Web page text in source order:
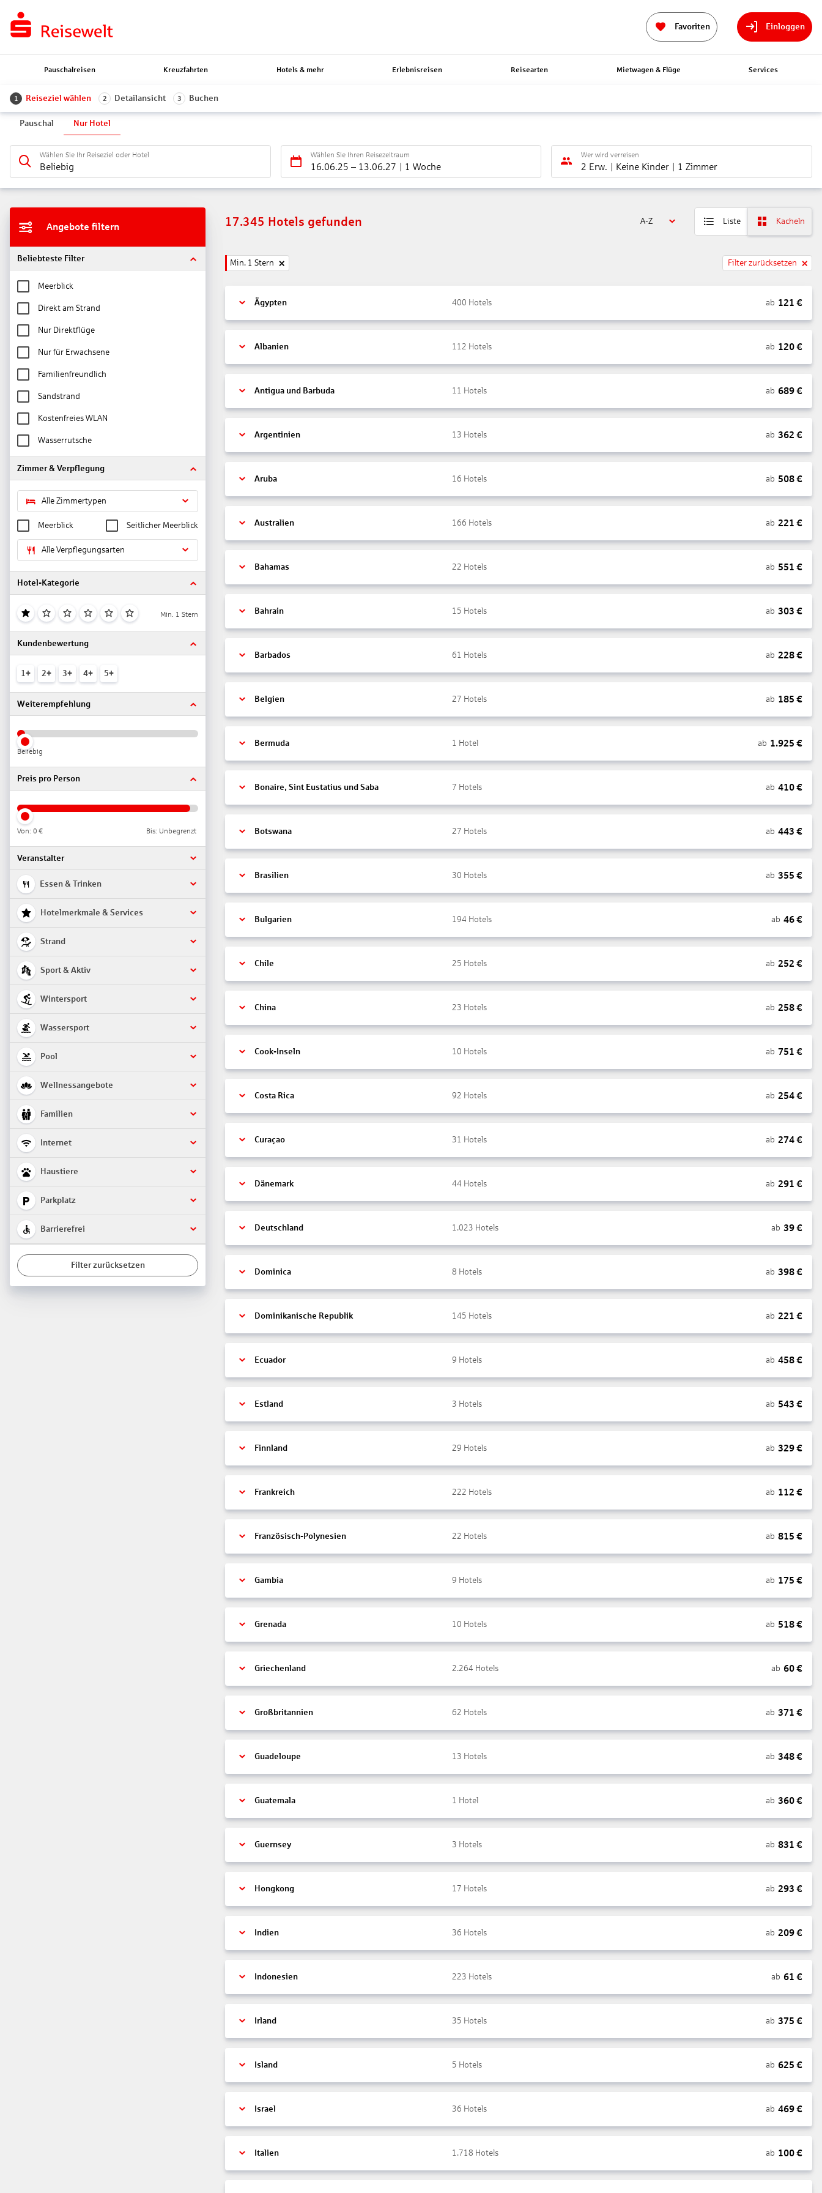
Favoriten Einloggen
Pauschalreisen Kreuzfahrten Hotels & mehr Erlebnisreisen Reisearten Mietwagen & Flüge Services
1 Reiseziel wählen 2 Detailansicht 3 Buchen
Pauschal Nur Hotel
Wählen Sie Ihr Reiseziel oder Hotel
Beliebig
Wählen Sie Ihren Reisezeitraum
16.06.25 – 13.06.27 1 Woche
Wer wird verreisen
2 Erw. Keine Kinder 1 Zimmer
Angebote filtern
Beliebteste Filter
Meerblick
Direkt am Strand
Nur Direktflüge
Nur für Erwachsene
Familienfreundlich
Sandstrand
Kostenfreies WLAN
Wasserrutsche
Zimmer & Verpflegung
Alle Zimmertypen
Meerblick Seitlicher Meerblick
Alle Verpflegungsarten
Hotel-Kategorie
Min. 1 Stern
Kundenbewertung
1+ 2+ 3+ 4+ 5+
Weiterempfehlung
Beliebig
Preis pro Person
Von: 0 € Bis: Unbegrenzt
Veranstalter
Essen & Trinken
Hotelmerkmale & Services
Strand
Sport & Aktiv
Wintersport
Wassersport
Pool
Wellnessangebote
Familien
Internet
Haustiere
Parkplatz
Barrierefrei
Filter zurücksetzen
17.345 Hotels gefunden A-Z Liste Kacheln
Min. 1 Stern Filter zurücksetzen
Ägypten 400 Hotels ab 121 €
Albanien 112 Hotels ab 120€
Antigua und Barbuda 11 Hotels ab 689€
Argentinien 13 Hotels ab 362 €
Aruba 16 Hotels ab 508€
Australien 166 Hotels ab 221 €
Bahamas 22 Hotels ab 551 €
Bahrain 15 Hotels ab 303 €
Barbados 61 Hotels ab 228€
Belgien 27 Hotels ab 185 €
Bermuda 1 Hotel ab 1.925 €
Bonaire, Sint Eustatius und Saba 7 Hotels ab 410€
Botswana 27 Hotels ab 443 €
Brasilien 30 Hotels ab 355 €
Bulgarien 194 Hotels ab 46€
Chile 25 Hotels ab 252 €
China 23 Hotels ab 258€
Cook-Inseln 10 Hotels ab 751 €
Costa Rica 92 Hotels ab 254€
Curaçao 31 Hotels ab 274€
Dänemark 44 Hotels ab 291 €
Deutschland 1.023 Hotels ab 39€
Dominica 8 Hotels ab 398€
Dominikanische Republik 145 Hotels ab 221 €
Ecuador 9 Hotels ab 458€
Estland 3 Hotels ab 543 €
Finnland 29 Hotels ab 329€
Frankreich 222 Hotels ab 112 €
Französisch-Polynesien 22 Hotels ab 815 €
Gambia 9 Hotels ab 175 €
Grenada 10 Hotels ab 518€
Griechenland 2.264 Hotels ab 60€
Großbritannien 62 Hotels ab 371 €
Guadeloupe 13 Hotels ab 348€
Guatemala 1 Hotel ab 360€
Guernsey 3 Hotels ab 831 €
Hongkong 17 Hotels ab 293 €
Indien 36 Hotels ab 209€
Indonesien 223 Hotels ab 61 €
Irland 35 Hotels ab 375 €
Island 5 Hotels ab 625 €
Israel 36 Hotels ab 469€
Italien 1.718 Hotels ab 100€